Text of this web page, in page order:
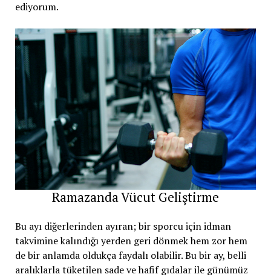
ediyorum.
Ramazanda Vücut Geliştirme
Bu ayı diğerlerinden ayıran; bir sporcu için idman
takvimine kalındığı yerden geri dönmek hem zor hem
de bir anlamda oldukça faydalı olabilir. Bu bir ay, belli
aralıklarla tüketilen sade ve hafif gıdalar ile günümüz